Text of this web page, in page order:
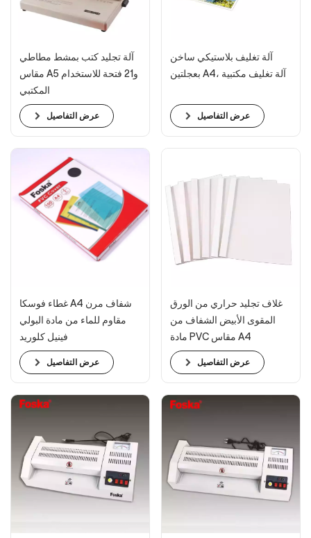
آلة تجليد كتب بمشط مطاطي
مقاس A5 و21 فتحة للاستخدام
المكتبي
عرض التفاصيل
آلة تغليف بلاستيكي ساخن
بعجلتين A4، آلة تغليف مكتبية
عرض التفاصيل
غطاء فوسكا A4 شفاف مرن
مقاوم للماء من مادة البولي
فينيل كلوريد
عرض التفاصيل
غلاف تجليد حراري من الورق
المقوى الأبيض الشفاف من
مادة PVC مقاس A4
عرض التفاصيل